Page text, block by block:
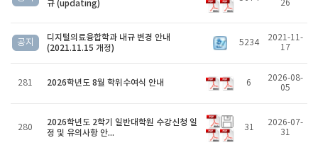
규 (updating)
26
공지
디지털의료융합학과 내규 변경 안내
(2021.11.15 개정)
5234
2021-11-
17
281 2026학년도 8월 학위수여식 안내 6
2026-08-
05
280
2026학년도 2학기 일반대학원 수강신청 일
정 및 유의사항 안...
31
2026-07-
31